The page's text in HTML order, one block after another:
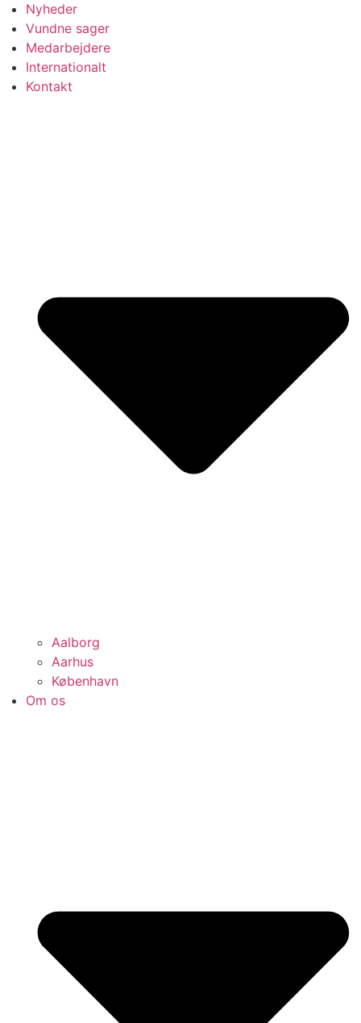
Nyheder
Vundne sager
Medarbejdere
Internationalt
Kontakt
Aalborg
Aarhus
København
Om os